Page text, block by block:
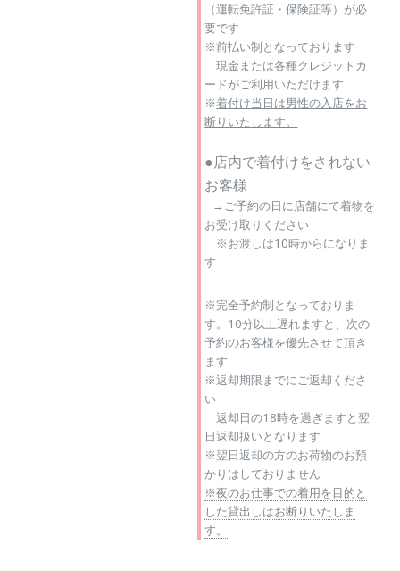
（運転免許証・保険証等）が必
要です
※前払い制となっております
現金または各種クレジットカ
ードがご利用いただけます
※着付け当日は男性の入店をお
断りいたします。
●店内で着付けをされない
お客様
→ご予約の日に店舗にて着物を
お受け取りください
※お渡しは10時からになりま
す
※完全予約制となっておりま
す。10分以上遅れますと、次の
予約のお客様を優先させて頂き
ます
※返却期限までにご返却くださ
い
返却日の18時を過ぎますと翌
日返却扱いとなります
※翌日返却の方のお荷物のお預
かりはしておりません
※夜のお仕事での着用を目的と
した貸出しはお断りいたしま
す。